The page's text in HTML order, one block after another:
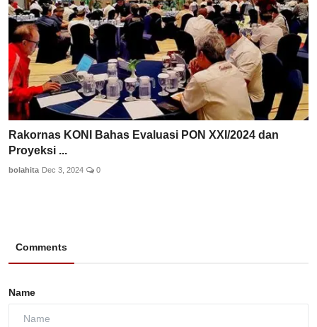
Rakornas KONI Bahas Evaluasi PON XXI/2024 dan
Proyeksi ...
bolahita Dec 3, 2024 0
Comments
Name